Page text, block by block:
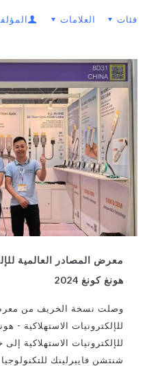
فئات العلامات
معرض المصادر العالمية
هونغ كونغ 2024
وصلت نسخة الخريف من معرض
للإلكترونيات الاستهلاكية
شنتشن فايبرلينك